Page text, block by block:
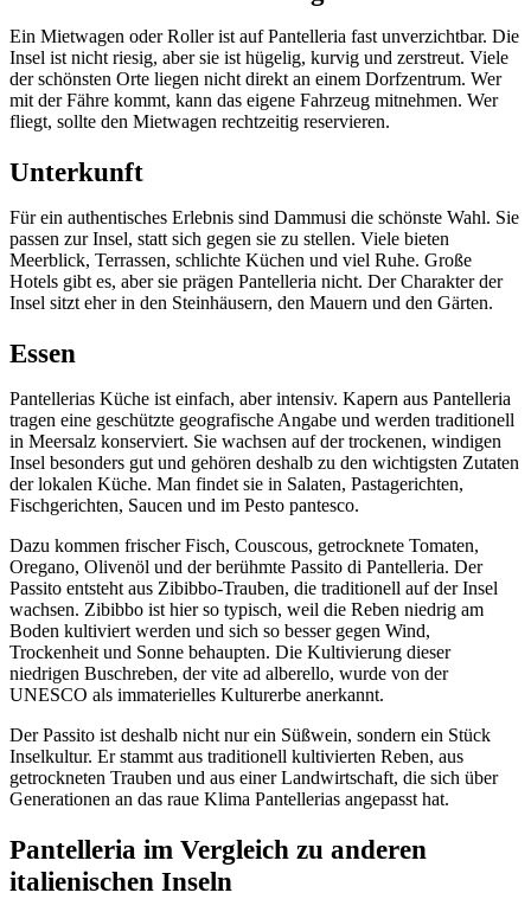
Ein Mietwagen oder Roller ist auf Pantelleria fast unverzichtbar. Die
Insel ist nicht riesig, aber sie ist hügelig, kurvig und zerstreut. Viele
der schönsten Orte liegen nicht direkt an einem Dorfzentrum. Wer
mit der Fähre kommt, kann das eigene Fahrzeug mitnehmen. Wer
fliegt, sollte den Mietwagen rechtzeitig reservieren.
Unterkunft
Für ein authentisches Erlebnis sind Dammusi die schönste Wahl. Sie
passen zur Insel, statt sich gegen sie zu stellen. Viele bieten
Meerblick, Terrassen, schlichte Küchen und viel Ruhe. Große
Hotels gibt es, aber sie prägen Pantelleria nicht. Der Charakter der
Insel sitzt eher in den Steinhäusern, den Mauern und den Gärten.
Essen
Pantellerias Küche ist einfach, aber intensiv. Kapern aus Pantelleria
tragen eine geschützte geografische Angabe und werden traditionell
in Meersalz konserviert. Sie wachsen auf der trockenen, windigen
Insel besonders gut und gehören deshalb zu den wichtigsten Zutaten
der lokalen Küche. Man findet sie in Salaten, Pastagerichten,
Fischgerichten, Saucen und im Pesto pantesco.
Dazu kommen frischer Fisch, Couscous, getrocknete Tomaten,
Oregano, Olivenöl und der berühmte Passito di Pantelleria. Der
Passito entsteht aus Zibibbo-Trauben, die traditionell auf der Insel
wachsen. Zibibbo ist hier so typisch, weil die Reben niedrig am
Boden kultiviert werden und sich so besser gegen Wind,
Trockenheit und Sonne behaupten. Die Kultivierung dieser
niedrigen Buschreben, der vite ad alberello, wurde von der
UNESCO als immaterielles Kulturerbe anerkannt.
Der Passito ist deshalb nicht nur ein Süßwein, sondern ein Stück
Inselkultur. Er stammt aus traditionell kultivierten Reben, aus
getrockneten Trauben und aus einer Landwirtschaft, die sich über
Generationen an das raue Klima Pantellerias angepasst hat.
Pantelleria im Vergleich zu anderen
italienischen Inseln